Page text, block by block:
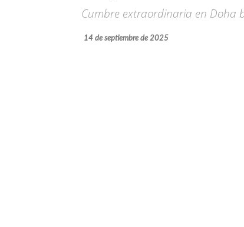
Cumbre extraordinaria en Doha
14 de septiembre de 2025